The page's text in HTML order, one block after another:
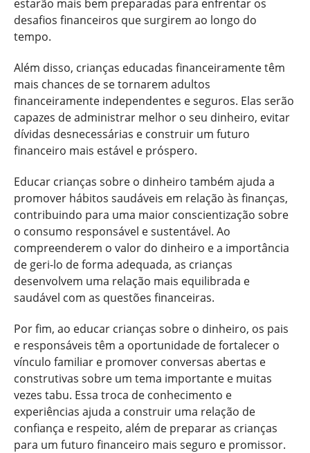
estarão mais bem preparadas para enfrentar os
desafios financeiros que surgirem ao longo do
tempo.
Além disso, crianças educadas financeiramente têm
mais chances de se tornarem adultos
financeiramente independentes e seguros. Elas serão
capazes de administrar melhor o seu dinheiro, evitar
dívidas desnecessárias e construir um futuro
financeiro mais estável e próspero.
Educar crianças sobre o dinheiro também ajuda a
promover hábitos saudáveis em relação às finanças,
contribuindo para uma maior conscientização sobre
o consumo responsável e sustentável. Ao
compreenderem o valor do dinheiro e a importância
de geri-lo de forma adequada, as crianças
desenvolvem uma relação mais equilibrada e
saudável com as questões financeiras.
Por fim, ao educar crianças sobre o dinheiro, os pais
e responsáveis têm a oportunidade de fortalecer o
vínculo familiar e promover conversas abertas e
construtivas sobre um tema importante e muitas
vezes tabu. Essa troca de conhecimento e
experiências ajuda a construir uma relação de
confiança e respeito, além de preparar as crianças
para um futuro financeiro mais seguro e promissor.